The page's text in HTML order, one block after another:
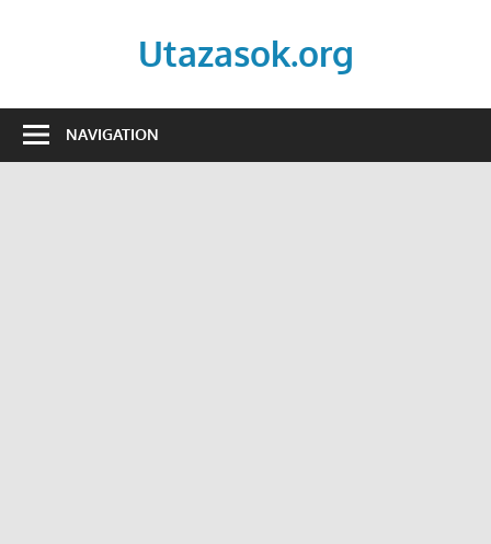
Utazasok.org
NAVIGATION